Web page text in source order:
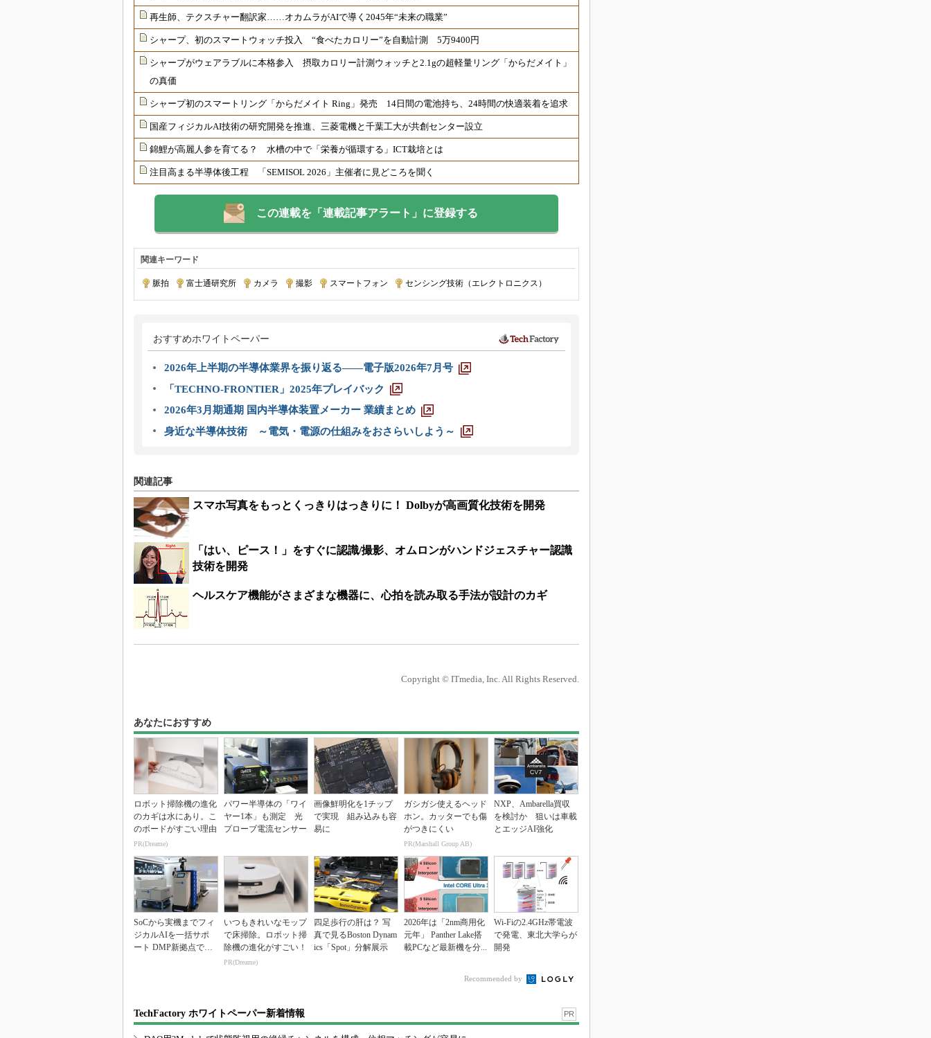
再生師、テクスチャー翻訳家……オカムラがAIで導く2045年“未来の職業”
シャープ、初のスマートウォッチ投入 “食べたカロリー”を自動計測 5万9400円
シャープがウェアラブルに本格参入 摂取カロリー計測ウォッチと2.1gの超軽量リング「からだメイト」
の真価
シャープ初のスマートリング「からだメイト Ring」発売 14日間の電池持ち、24時間の快適装着を追求
国産フィジカルAI技術の研究開発を推進、三菱電機と千葉工大が共創センター設立
錦鯉が高麗人参を育てる？ 水槽の中で「栄養が循環する」ICT栽培とは
注目高まる半導体後工程 「SEMISOL 2026」主催者に見どころを聞く
この連載を「連載記事アラート」に登録する
関連キーワード
脈拍 富士通研究所 カメラ 撮影 スマートフォン センシング技術（エレクトロニクス）
おすすめホワイトペーパー
2026年上半期の半導体業界を振り返る――電子版2026年7月号
「TECHNO-FRONTIER」2025年プレイバック
2026年3月期通期 国内半導体装置メーカー 業績まとめ
身近な半導体技術 ～電気・電源の仕組みをおさらいしよう～
関連記事
スマホ写真をもっとくっきりはっきりに！ Dolbyが高画質化技術を開発
「はい、ピース！」をすぐに認識/撮影、オムロンがハンドジェスチャー認識
技術を開発
ヘルスケア機能がさまざまな機器に、心拍を読み取る手法が設計のカギ
Copyright © ITmedia, Inc. All Rights Reserved.
あなたにおすすめ
ロボット掃除機の進化
のカギは水にあり。こ
のボードがすごい理由
PR(Dreame)
パワー半導体の「ワイ
ヤー1本」も測定 光
プローブ電流センサー
画像鮮明化を1チップ
で実現 組み込みも容
易に
ガシガシ使えるヘッド
ホン。カッターでも傷
がつきにくい
PR(Marshall Group AB)
NXP、Ambarella買収
を検討か 狙いは車載
とエッジAI強化
SoCから実機までフィ
ジカルAIを一括サポ
ート DMP新拠点で展
いつもきれいなモップ
で床掃除。ロボット掃
除機の進化がすごい！
PR(Dreame)
四足歩行の肝は？ 写
真で見るBoston Dynam
ics「Spot」分解展示
2026年は「2nm商用化
元年」 Panther Lake搭
載PCなど最新機を分...
Wi-Fiの2.4GHz帯電波
で発電、東北大学らが
開発
Recommended by
TechFactory ホワイトペーパー新着情報 PR